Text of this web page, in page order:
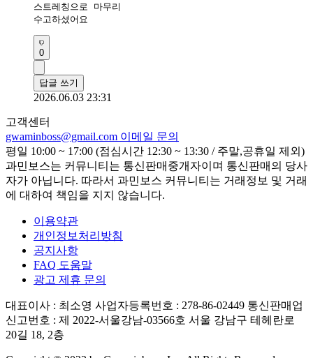
스트레칭으로 마무리
수고하셨어요
0
답글 쓰기
2026.06.03 23:31
고객센터
gwaminboss@gmail.com 이메일 문의
평일 10:00 ~ 17:00 (점심시간 12:30 ~ 13:30 / 주말,공휴일 제외)
과민보스는 커뮤니티는 통신판매중개자이며 통신판매의 당사
자가 아닙니다. 따라서 과민보스 커뮤니티는 거래정보 및 거래
에 대하여 책임을 지지 않습니다.
이용약관
개인정보처리방침
공지사항
FAQ 도움말
광고 제휴 문의
대표이사 : 최소영 사업자등록번호 : 278-86-02449 통신판매업
신고번호 : 제 2022-서울강남-03566호 서울 강남구 테헤란로
20길 18, 2층